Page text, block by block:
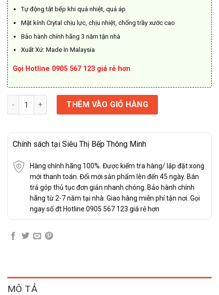
Tự động tắt bếp khi quá nhiệt, quá áp
Mặt kính Crytal chịu lực, chịu nhiệt, chống trầy xước cao
Bảo hành chính hãng 3 năm tận nhà
Xuất Xứ: Made In Malaysia
Gọi Hotline 0905 567 123 giá rẻ hơn
Bếp điện Domino đơn KF-330C số lượng
THÊM VÀO GIỎ HÀNG
Chính sách tại Siêu Thị Bếp Thông Minh
Hàng chính hãng 100%. Được kiểm tra hàng/ lắp đặt xong
mới thanh toán. Đổi mới sản phẩm lên đến 45 ngày. Bán
trả góp thủ tục đơn giản nhanh chóng. Bảo hành chính
hãng từ 2-7 năm tại nhà. Giao hàng miễn phí tận nơi. Gọi
ngay số đt Hotline 0905 567 123 giá rẻ hơn
MÔ TẢ